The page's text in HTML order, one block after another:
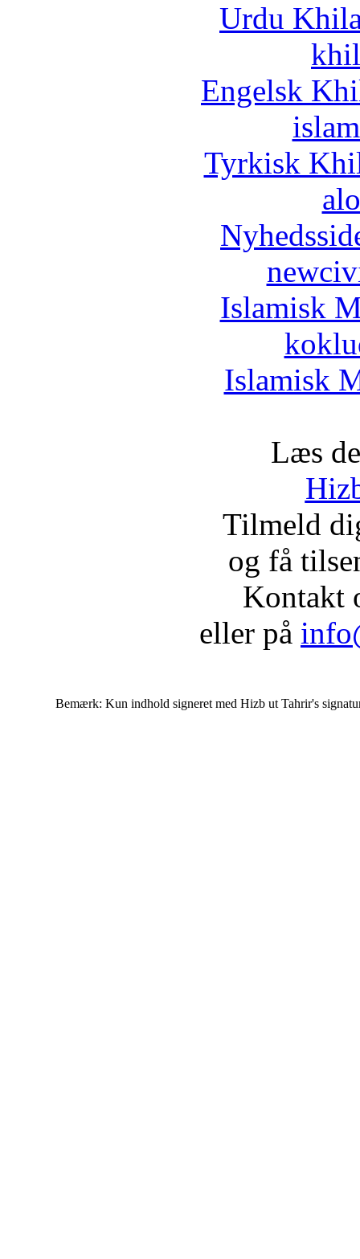
Urdu
Engelsk
Tyrkisk
Islamisk
Islamisk
Læs
Tilmeld
og få
Kontakt
eller på
Bemærk: Kun indhold signeret med Hizb ut Tahrir's